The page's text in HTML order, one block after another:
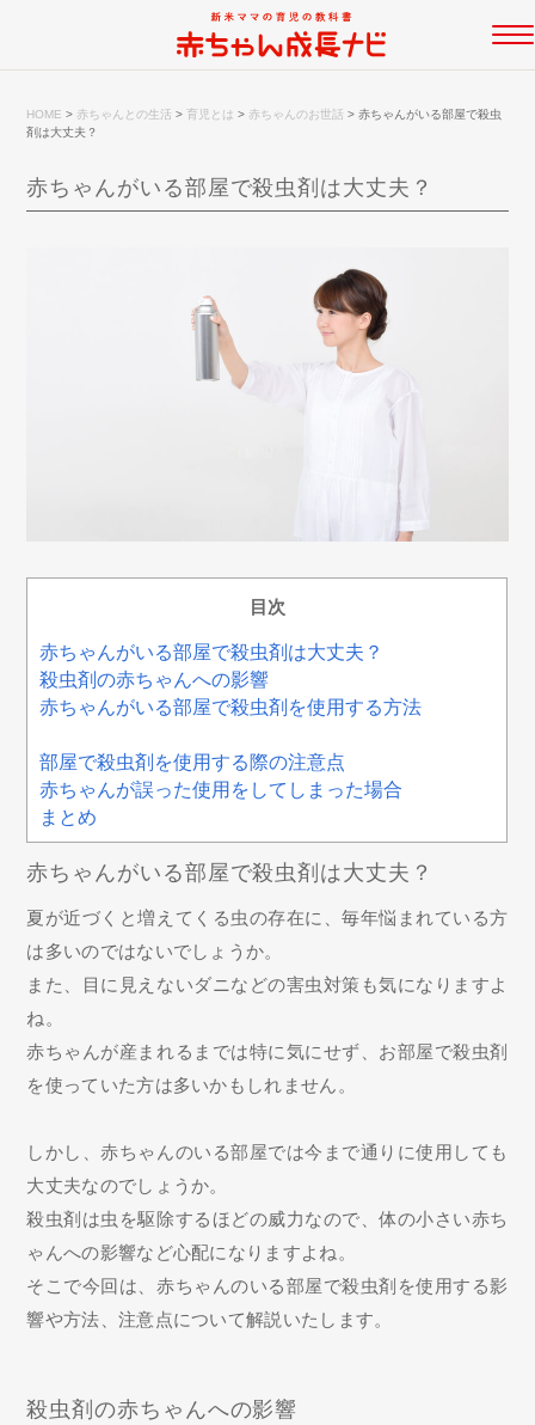
HOME > 赤ちゃんとの生活 >育児とは > 赤ちゃんのお世話 >赤ちゃんがいる部屋で殺虫
剤は大丈夫？
赤ちゃんがいる部屋で殺虫剤は大丈夫？
目次
赤ちゃんがいる部屋で殺虫剤は大丈夫？
殺虫剤の赤ちゃんへの影響
赤ちゃんがいる部屋で殺虫剤を使用する方法
部屋で殺虫剤を使用する際の注意点
赤ちゃんが誤った使用をしてしまった場合
まとめ
赤ちゃんがいる部屋で殺虫剤は大丈夫？
夏が近づくと増えてくる虫の存在に、毎年悩まれている方
は多いのではないでしょうか。
また、目に見えないダニなどの害虫対策も気になりますよ
ね。
赤ちゃんが産まれるまでは特に気にせず、お部屋で殺虫剤
を使っていた方は多いかもしれません。
しかし、赤ちゃんのいる部屋では今まで通りに使用しても
大丈夫なのでしょうか。
殺虫剤は虫を駆除するほどの威力なので、体の小さい赤ち
ゃんへの影響など心配になりますよね。
そこで今回は、赤ちゃんのいる部屋で殺虫剤を使用する影
響や方法、注意点について解説いたします。
殺虫剤の赤ちゃんへの影響